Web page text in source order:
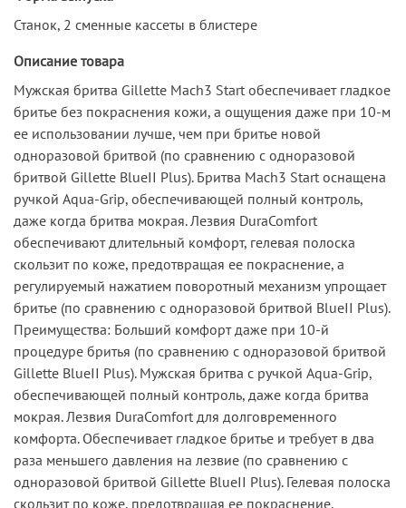
Станок, 2 сменные кассеты в блистере
Описание товара
Мужская бритва Gillette Mach3 Start обеспечивает гладкое
бритье без покраснения кожи, а ощущения даже при 10-м
ее использовании лучше, чем при бритье новой
одноразовой бритвой (по сравнению с одноразовой
бритвой Gillette BlueII Plus). Бритва Mach3 Start оснащена
ручкой Aqua-Grip, обеспечивающей полный контроль,
даже когда бритва мокрая. Лезвия DuraComfort
обеспечивают длительный комфорт, гелевая полоска
скользит по коже, предотвращая ее покраснение, а
регулируемый нажатием поворотный механизм упрощает
бритье (по сравнению с одноразовой бритвой BlueII Plus).
Преимущества: Больший комфорт даже при 10-й
процедуре бритья (по сравнению с одноразовой бритвой
Gillette BlueII Plus). Мужская бритва с ручкой Aqua-Grip,
обеспечивающей полный контроль, даже когда бритва
мокрая. Лезвия DuraComfort для долговременного
комфорта. Обеспечивает гладкое бритье и требует в два
раза меньшего давления на лезвие (по сравнению с
одноразовой бритвой Gillette BlueII Plus). Гелевая полоска
скользит по коже, предотвращая ее покраснение.